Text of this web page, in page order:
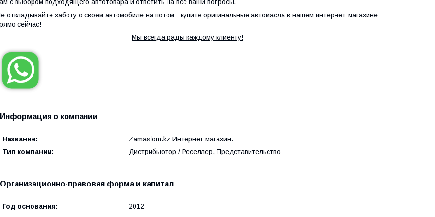
с выбором подходящего автотовара и ответить на все ваши вопросы.
откладывайте заботу о своем автомобиле на потом - купите оригинальные автомасла в нашем интернет-магазине
сейчас!
Мы всегда рады каждому клиенту!
Информация о компании
Название:
Zamaslom.kz Интернет магазин.
Тип компании:
Дистрибьютор / Реселлер, Представительство
Организационно-правовая форма и капитал
Год основания: 2012